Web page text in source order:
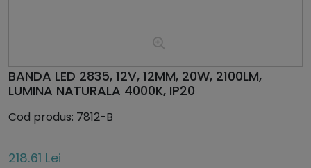
BANDA LED 2835, 12V, 12MM, 20W, 2100LM,
LUMINA NATURALA 4000K, IP20
Cod produs: 7812-B
218.61 Lei